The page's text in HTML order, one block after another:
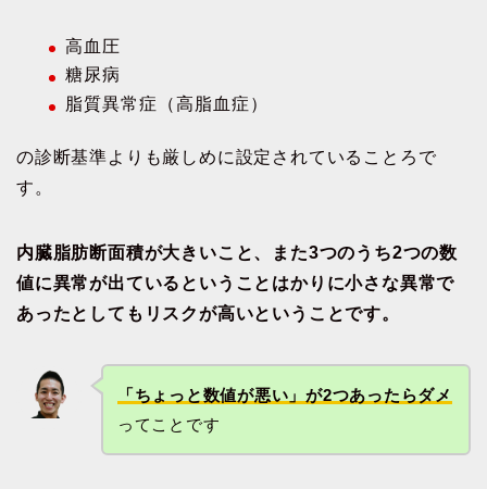
高血圧
糖尿病
脂質異常症（高脂血症）
の診断基準よりも厳しめに設定されていることろで
す。
内臓脂肪断面積が大きいこと、また3つのうち2つの数
値に異常が出ているということはかりに小さな異常で
あったとしてもリスクが高いということです。
「ちょっと数値が悪い」が2つあったらダメ
ってことです